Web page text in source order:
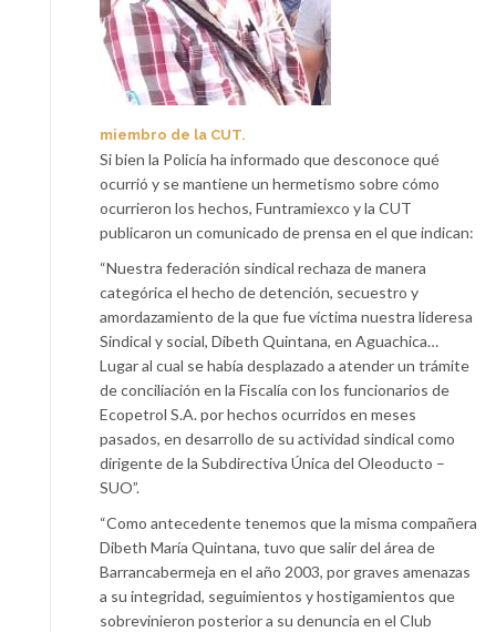
miembro de la CUT.
Si bien la Policía ha informado que desconoce qué
ocurrió y se mantiene un hermetismo sobre cómo
ocurrieron los hechos, Funtramiexco y la CUT
publicaron un comunicado de prensa en el que indican:
“Nuestra federación sindical rechaza de manera
categórica el hecho de detención, secuestro y
amordazamiento de la que fue víctima nuestra lideresa
Sindical y social, Dibeth Quintana, en Aguachica…
Lugar al cual se había desplazado a atender un trámite
de conciliación en la Fiscalía con los funcionarios de
Ecopetrol S.A. por hechos ocurridos en meses
pasados, en desarrollo de su actividad sindical como
dirigente de la Subdirectiva Única del Oleoducto –
SUO”.
“Como antecedente tenemos que la misma compañera
Dibeth María Quintana, tuvo que salir del área de
Barrancabermeja en el año 2003, por graves amenazas
a su integridad, seguimientos y hostigamientos que
sobrevinieron posterior a su denuncia en el Club